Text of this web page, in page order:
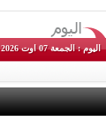
اليوم : الجمعة 07 اوت 2026